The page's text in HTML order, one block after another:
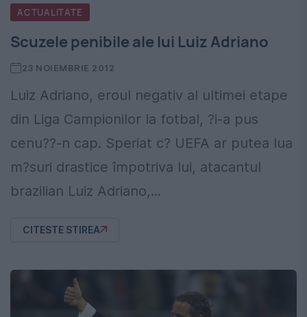
ACTUALITATE
Scuzele penibile ale lui Luiz Adriano
23 NOIEMBRIE 2012
Luiz Adriano, eroul negativ al ultimei etape
din Liga Campionilor la fotbal, ?i-a pus
cenu??-n cap. Speriat c? UEFA ar putea lua
m?suri drastice împotriva lui, atacantul
brazilian Luiz Adriano,...
CITESTE STIREA